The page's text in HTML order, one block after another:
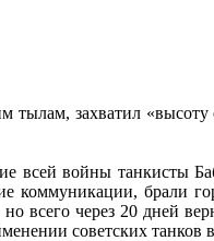
захватил «высоту
всей войны танкисты
коммуникации, брали
всего через 20 дней
советских танков